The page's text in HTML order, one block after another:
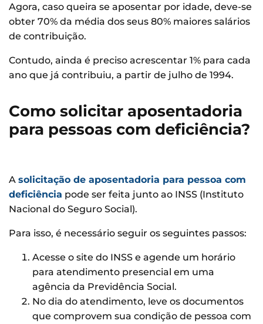
Agora, caso queira se aposentar por idade, deve-se
obter 70% da média dos seus 80% maiores salários
de contribuição.
Contudo, ainda é preciso acrescentar 1% para cada
ano que já contribuiu, a partir de julho de 1994.
Como solicitar aposentadoria
para pessoas com deficiência?
A solicitação de aposentadoria para pessoa com
deficiência pode ser feita junto ao INSS (Instituto
Nacional do Seguro Social).
Para isso, é necessário seguir os seguintes passos:
Acesse o site do INSS e agende um horário
para atendimento presencial em uma
agência da Previdência Social.
No dia do atendimento, leve os documentos
que comprovem sua condição de pessoa com